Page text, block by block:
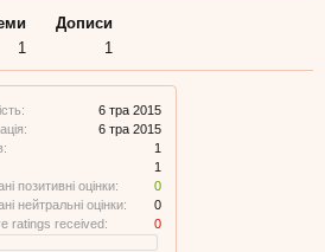
6 тра 2015
6 тра 2015
1
1
позитивні оцінки:
0
нейтральні оцінки:
0
ratings received:
0
Дописи
1 1